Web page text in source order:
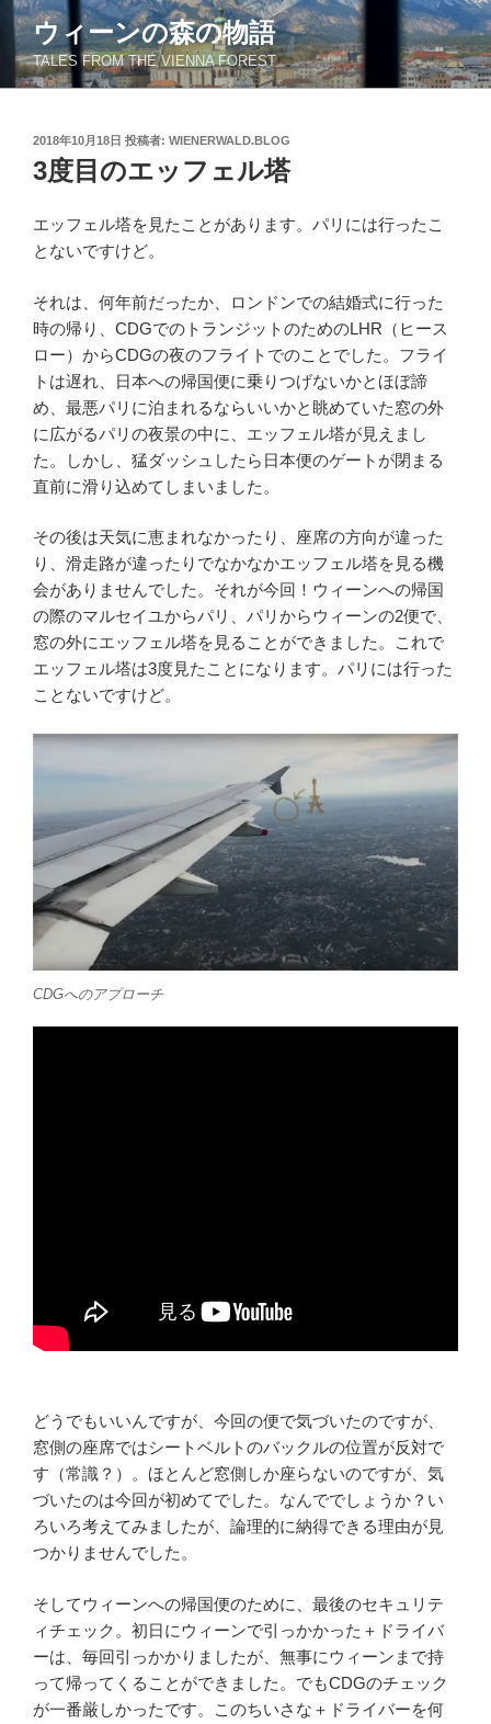
コ
ン
ン
ウィーンの森の物語
TALES FROM THE VIENNA FOREST
投
稿
日:
2018年10月18日 投稿者: WIENERWALD.BLOG
3度目のエッフェル塔
エッフェル塔を見たことがあります。パリには行ったこ
とないですけど。
それは、何年前だったか、ロンドンでの結婚式に行った
時の帰り、CDGでのトランジットのためのLHR（ヒース
ロー）からCDGの夜のフライトでのことでした。フライ
トは遅れ、日本への帰国便に乗りつげないかとほぼ諦
め、最悪パリに泊まれるならいいかと眺めていた窓の外
に広がるパリの夜景の中に、エッフェル塔が見えまし
た。しかし、猛ダッシュしたら日本便のゲートが閉まる
直前に滑り込めてしまいました。
その後は天気に恵まれなかったり、座席の方向が違った
り、滑走路が違ったりでなかなかエッフェル塔を見る機
会がありませんでした。それが今回！ウィーンへの帰国
の際のマルセイユからパリ、パリからウィーンの2便で、
窓の外にエッフェル塔を見ることができました。これで
エッフェル塔は3度見たことになります。パリには行った
ことないですけど。
CDGへのアプローチ
どうでもいいんですが、今回の便で気づいたのですが、
窓側の座席ではシートベルトのバックルの位置が反対で
す（常識？）。ほとんど窓側しか座らないのですが、気
づいたのは今回が初めてでした。なんででしょうか？い
ろいろ考えてみましたが、論理的に納得できる理由が見
つかりませんでした。
そしてウィーンへの帰国便のために、最後のセキュリテ
ィチェック。初日にウィーンで引っかかった＋ドライバ
ーは、毎回引っかかりましたが、無事にウィーンまで持
って帰ってくることができました。でもCDGのチェック
が一番厳しかったです。このちいさな＋ドライバーを何